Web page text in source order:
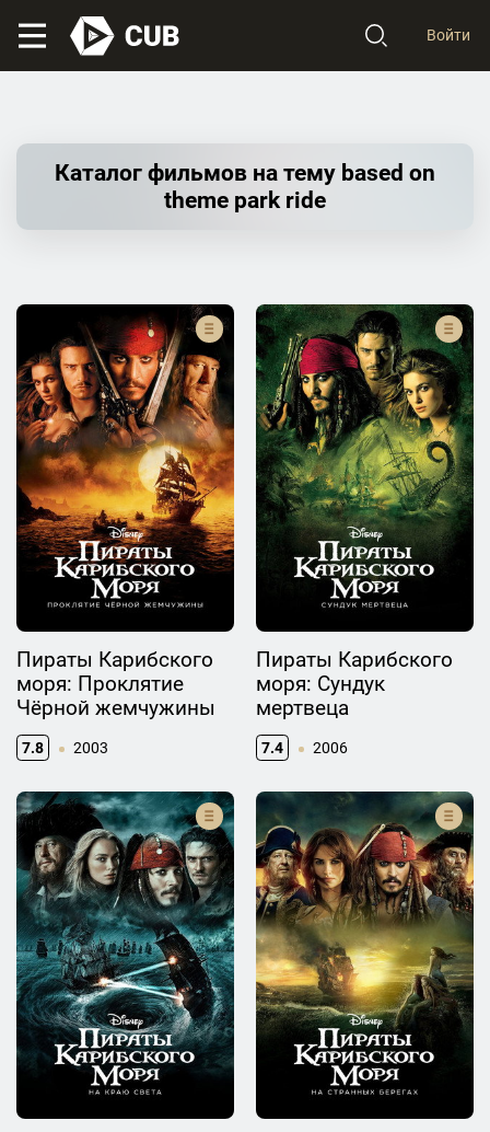
Войти
Каталог фильмов на тему based on
theme park ride
Пираты Карибского
моря: Проклятие
Чёрной жемчужины
7.8 2003
Пираты Карибского
моря: Сундук
мертвеца
7.4 2006